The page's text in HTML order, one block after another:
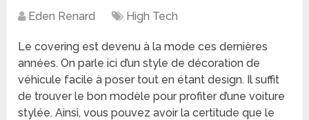
Eden Renard High Tech
Le covering est devenu à la mode ces dernières
années. On parle ici d’un style de décoration de
véhicule facile à poser tout en étant design. Il suffit
de trouver le bon modèle pour profiter d’une voiture
stylée. Ainsi, vous pouvez avoir la certitude que le